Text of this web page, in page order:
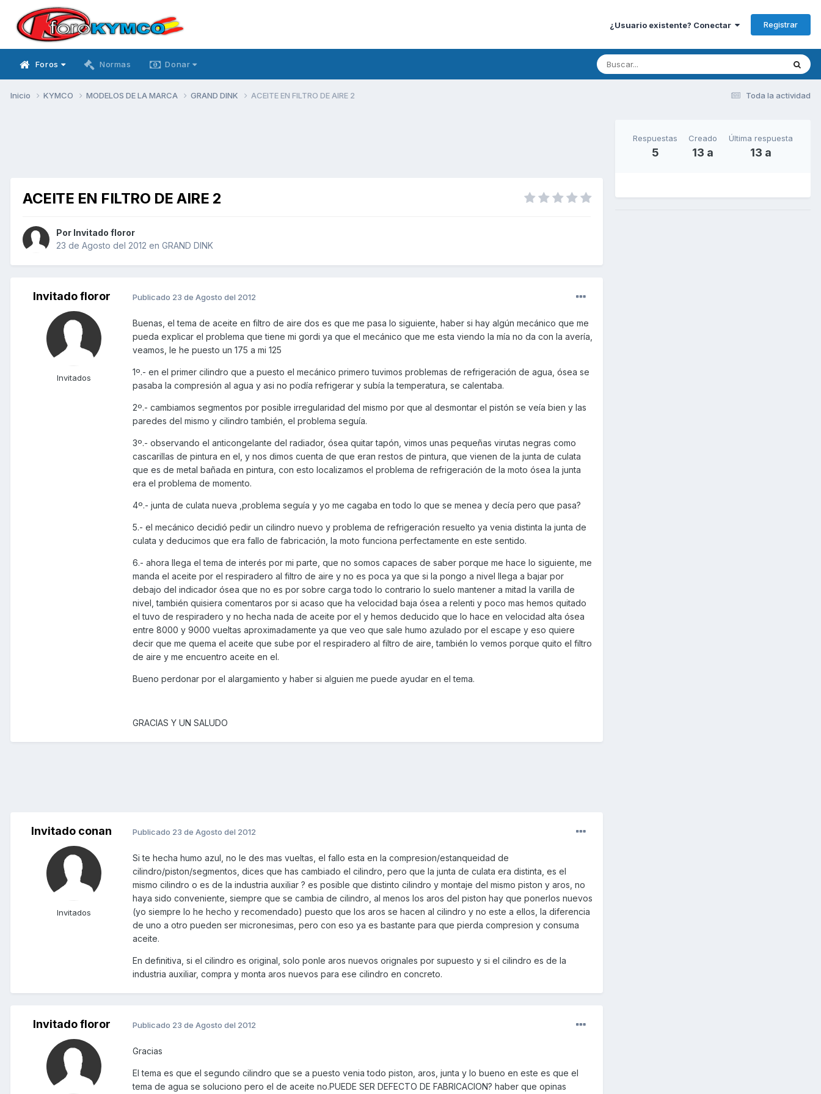
¿Usuario existente? Conectar Registrar
Foros Normas Donar
Toda la actividad
Inicio KYMCO MODELOS DE LA MARCA GRAND DINK ACEITE EN FILTRO DE AIRE 2
ACEITE EN FILTRO DE AIRE 2
Por Invitado floror
23 de Agosto del 2012 en GRAND DINK
Invitado floror
Invitados
Publicado 23 de Agosto del 2012
Buenas, el tema de aceite en filtro de aire dos es que me pasa lo siguiente, haber si hay algún mecánico que me
pueda explicar el problema que tiene mi gordi ya que el mecánico que me esta viendo la mía no da con la avería,
veamos, le he puesto un 175 a mi 125
1º.- en el primer cilindro que a puesto el mecánico primero tuvimos problemas de refrigeración de agua, ósea se
pasaba la compresión al agua y asi no podía refrigerar y subía la temperatura, se calentaba.
2º.- cambiamos segmentos por posible irregularidad del mismo por que al desmontar el pistón se veía bien y las
paredes del mismo y cilindro también, el problema seguía.
3º.- observando el anticongelante del radiador, ósea quitar tapón, vimos unas pequeñas virutas negras como
cascarillas de pintura en el, y nos dimos cuenta de que eran restos de pintura, que vienen de la junta de culata
que es de metal bañada en pintura, con esto localizamos el problema de refrigeración de la moto ósea la junta
era el problema de momento.
4º.- junta de culata nueva ,problema seguía y yo me cagaba en todo lo que se menea y decía pero que pasa?
5.- el mecánico decidió pedir un cilindro nuevo y problema de refrigeración resuelto ya venia distinta la junta de
culata y deducimos que era fallo de fabricación, la moto funciona perfectamente en este sentido.
6.- ahora llega el tema de interés por mi parte, que no somos capaces de saber porque me hace lo siguiente, me
manda el aceite por el respiradero al filtro de aire y no es poca ya que si la pongo a nivel llega a bajar por
debajo del indicador ósea que no es por sobre carga todo lo contrario lo suelo mantener a mitad la varilla de
nivel, también quisiera comentaros por si acaso que ha velocidad baja ósea a relenti y poco mas hemos quitado
el tuvo de respiradero y no hecha nada de aceite por el y hemos deducido que lo hace en velocidad alta ósea
entre 8000 y 9000 vueltas aproximadamente ya que veo que sale humo azulado por el escape y eso quiere
decir que me quema el aceite que sube por el respiradero al filtro de aire, también lo vemos porque quito el filtro
de aire y me encuentro aceite en el.
Bueno perdonar por el alargamiento y haber si alguien me puede ayudar en el tema.
GRACIAS Y UN SALUDO
Invitado conan
Invitados
Publicado 23 de Agosto del 2012
Si te hecha humo azul, no le des mas vueltas, el fallo esta en la compresion/estanqueidad de
cilindro/piston/segmentos, dices que has cambiado el cilindro, pero que la junta de culata era distinta, es el
mismo cilindro o es de la industria auxiliar ? es posible que distinto cilindro y montaje del mismo piston y aros, no
haya sido conveniente, siempre que se cambia de cilindro, al menos los aros del piston hay que ponerlos nuevos
(yo siempre lo he hecho y recomendado) puesto que los aros se hacen al cilindro y no este a ellos, la diferencia
de uno a otro pueden ser micronesimas, pero con eso ya es bastante para que pierda compresion y consuma
aceite.
En definitiva, si el cilindro es original, solo ponle aros nuevos orignales por supuesto y si el cilindro es de la
industria auxiliar, compra y monta aros nuevos para ese cilindro en concreto.
Invitado floror Publicado 23 de Agosto del 2012
Gracias
El tema es que el segundo cilindro que se a puesto venia todo piston, aros, junta y lo bueno en este es que el
tema de agua se soluciono pero el de aceite no.PUEDE SER DEFECTO DE FABRICACION? haber que opinas
Respuestas
5
Creado
13 a
Última respuesta
13 a